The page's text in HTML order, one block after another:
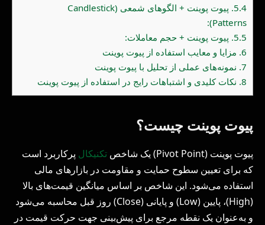
5.4.
پیوت پوینت + الگوهای شمعی (Candlestick
Patterns):
5.5. پیوت پوینت + حجم معاملات:
6. مزایا و معایب استفاده از پیوت پوینت
7. نمونه‌های عملی از تحلیل با پیوت پوینت
8. نکات کلیدی و اشتباهات رایج در استفاده از پیوت پوینت
پیوت پوینت چیست؟
پیوت پوینت (Pivot Point) یک شاخص تکنیکال پرکاربرد است
که برای تعیین سطوح حمایت و مقاومت در بازارهای مالی
استفاده می‌شود. این شاخص بر اساس میانگین قیمت‌های بالا
(High)، پایین (Low) و پایانی (Close) روز قبل محاسبه می‌شود
و به‌عنوان یک نقطه مرجع برای پیش‌بینی جهت حرکت قیمت در